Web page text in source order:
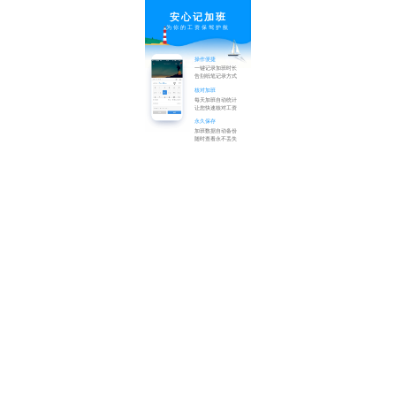
安心记加班
为你的工资保驾护航
操作便捷
一键记录加班时长
告别纸笔记录方式
核对加班
每天加班自动统计
让您快速核对工资
永久保存
加班数据自动备份
随时查看永不丢失